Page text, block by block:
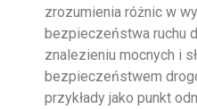
zrozumienia różnic w
bezpieczeństwa ruchu
znalezieniu mocnych i
bezpieczeństwem
przykłady jako punkt